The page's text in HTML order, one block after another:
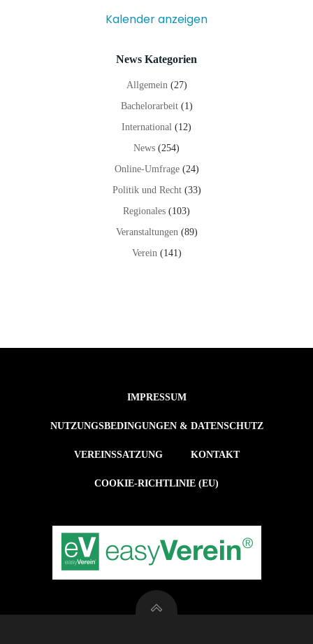
Kalender anzeigen
News Kategorien
Allgemein (27)
Bachelorarbeit(1)
International (12)
News (254)
Online-Umfrage(24)
Politik und Recht(33)
Regionales (103)
Veranstaltungen (89)
Verein (141)
IMPRESSUM
NUTZUNGSBEDINGUNGEN & DATENSCHUTZ
VEREINSSATZUNG KONTAKT
COOKIE-RICHTLINIE (EU)